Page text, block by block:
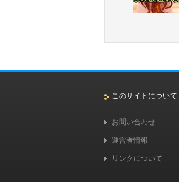
このサイトについて
お問い合わせ
運営者情報
リンクについて